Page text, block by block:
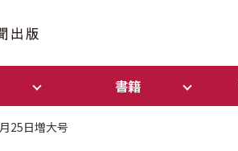
書籍
25日増大号